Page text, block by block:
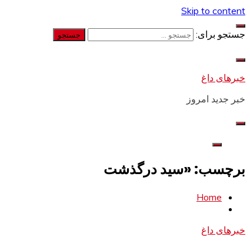
Skip to content
جستجو برای:
خبرهای داغ
خبر جدید امروز
برچسب: «سید درگذشت
Home
خبرهای داغ